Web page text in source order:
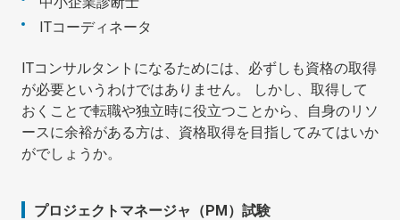
ITコーディネータ
ITコンサルタントになるためには、必ずしも資格の取得
が必要というわけではありません。 しかし、取得して
おくことで転職や独立時に役立つことから、自身のリソ
ースに余裕がある方は、資格取得を目指してみてはいか
がでしょうか。
プロジェクトマネージャ（PM）試験